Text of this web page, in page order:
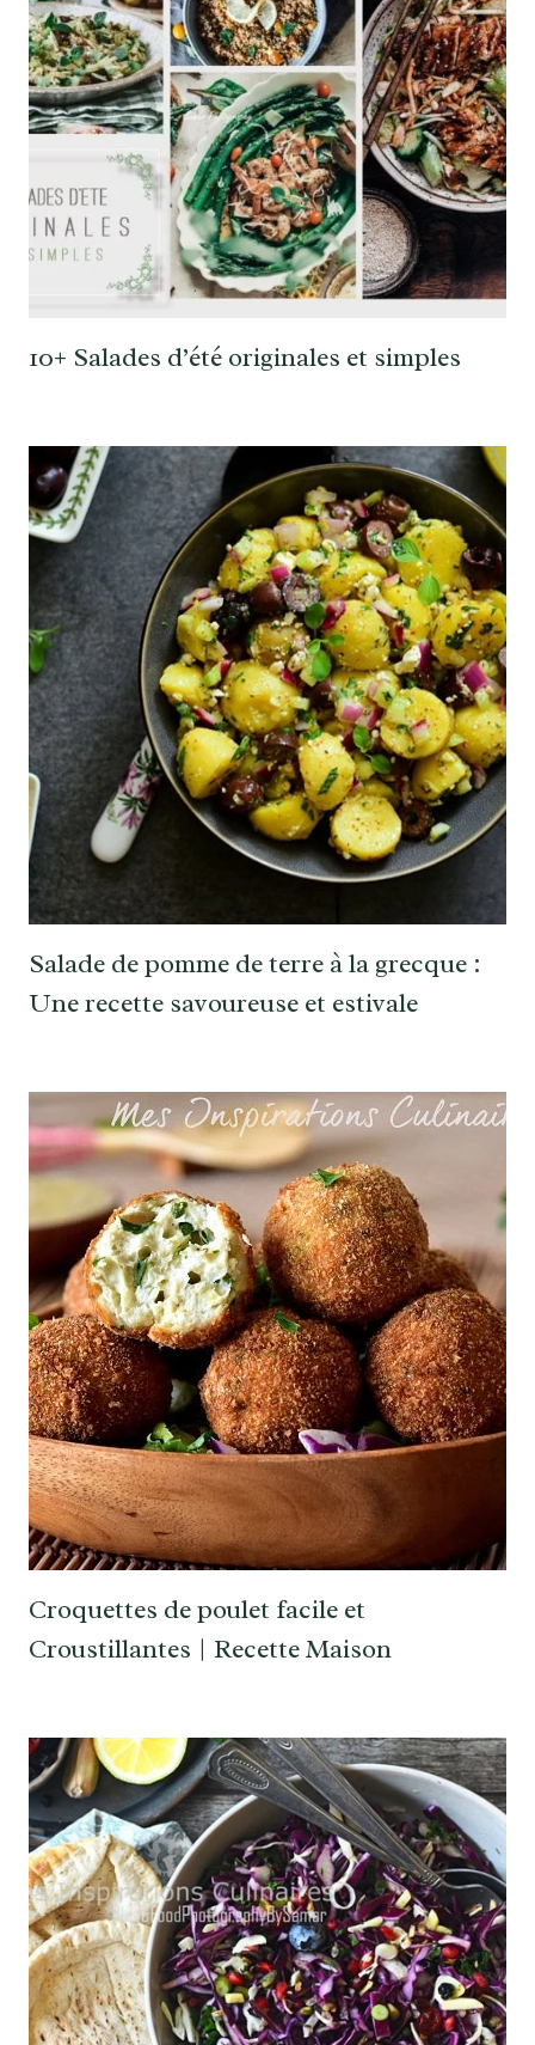
10+ Salades d’été originales et simples
Salade de pomme de terre à la grecque :
Une recette savoureuse et estivale
Croquettes de poulet facile et
Croustillantes | Recette Maison